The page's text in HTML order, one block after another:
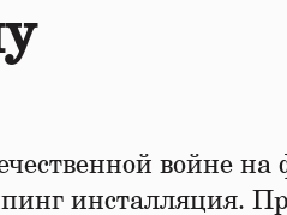
войне
инсталляция.